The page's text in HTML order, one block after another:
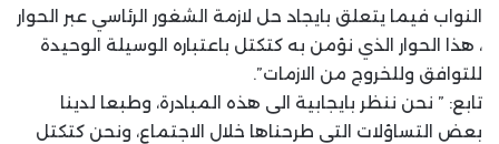
النواب فيما يتعلق بايجاد حل لازمة الشغور الرئاسي عبر الحوار
، هذا الحوار الذي نؤمن به كتكتل باعتباره الوسيلة الوحيدة
للتوافق وللخروج من الازمات”.
تابع: ” ⁠نحن ننظر بايجابية الى هذه المبادرة، وطبعا لدينا
بعض التساؤلات التي طرحناها خلال الاجتماع، ونحن كتكتل